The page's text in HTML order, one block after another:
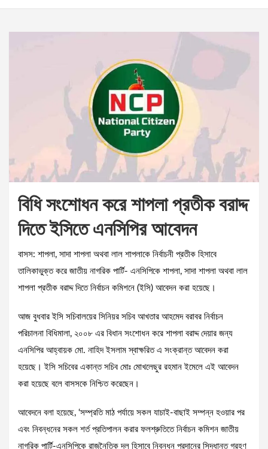
বিধি সংশোধন করে শাপলা প্রতীক বরাদ্দ
দিতে ইসিতে এনসিপির আবেদন
বাসস: শাপলা, সাদা শাপলা অথবা লাল শাপলাকে নির্বাচনী প্রতীক হিসাবে
তালিকাভুক্ত করে জাতীয় নাগরিক পার্টি- এনসিপিকে শাপলা, সাদা শাপলা অথবা লাল
শাপলা প্রতীক বরাদ্দ দিতে নির্বাচন কমিশনে (ইসি) আবেদন করা হয়েছে।
আজ বুধবার ইসি সচিবালয়ের সিনিয়র সচিব আখতার আহমেদ বরাবর নির্বাচন
পরিচালনা বিধিমালা, ২০০৮ এর বিধান সংশোধন করে শাপলা বরাদ্দ দেয়ার জন্য
এনসিপির আহ্বায়ক মো. নাহিদ ইসলাম স্বাক্ষরিত এ সংক্রান্ত আবেদন করা
হয়েছে। ইসি সচিবের একান্ত সচিব মোঃ মোখলেছুর রহমান ইমেলে এই আবেদন
করা হয়েছে বলে বাসসকে নিশ্চিত করেছেন।
আবেদনে বলা হয়েছে, ‘সম্প্রতি মাঠ পর্যায়ে সকল যাচাই-বাছাই সম্পন্ন হওয়ার পর
এবং নিবন্ধনের সকল শর্ত প্রতিপালন করার ফলশ্রুতিতে নির্বাচন কমিশন জাতীয়
নাগরিক পার্টি-এনসিপিকে রাজনৈতিক দল হিসাবে নিবন্ধন প্রদানের সিদ্ধান্ত গ্রহণ